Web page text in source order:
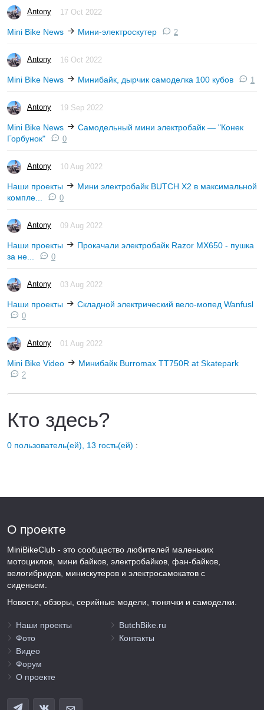
Antony 17 Oct 2022
Mini Bike News Мини-электроскутер 2
Antony 16 Oct 2022
Mini Bike News Минибайк, дырчик самоделка 100 кубов 1
Antony 19 Sep 2022
Mini Bike News
Самодельный мини электробайк — "Конек
Горбунок"
0
Antony 10 Aug 2022
Наши проекты
Мини электробайк BUTCH X2 в максимальной
компле...
0
Antony 09 Aug 2022
Наши проекты
Прокачали электробайк Razor MX650 - пушка
за не...
0
Antony 03 Aug 2022
Наши проекты Складной электрический вело-мопед Wanfusl
0
Antony 01 Aug 2022
Mini Bike Video Минибайк Burromax TT750R at Skatepark
2
Кто здесь?
0 пользователь(ей), 13 гость(ей) :
О проекте
MiniBikeClub - это сообщество любителей маленьких
мотоциклов, мини байков, электробайков, фан-байков,
велогибридов, минискутеров и электросамокатов с
сиденьем.
Новости, обзоры, серийные модели, тюнячки и самоделки.
Наши проекты
Фото
Видео
Форум
О проекте
ButchBike.ru
Контакты